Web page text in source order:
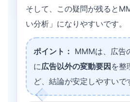
そして、この疑問が残ると
い分析」になりやすいです。
ポイント： MMMは、広告
に広告以外の変動要因 を整
ど、結論が安定しやすいで